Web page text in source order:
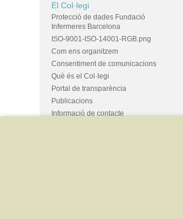
El Col·legi
Protecció de dades Fundació
Infermeres Barcelona
ISO-9001-ISO-14001-RGB.png
Com ens organitzem
Consentiment de comunicacions
Què és el Col·legi
Portal de transparència
Publicacions
Informació de contacte